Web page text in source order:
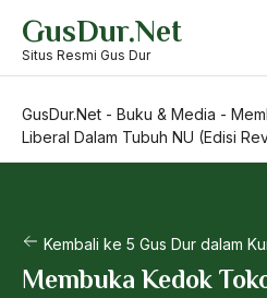
content
GusDur.Net
Situs Resmi Gus Dur
GusDur.Net - Buku & Media -
Liberal Dalam Tubuh NU (Edisi
Kembali ke 5 Gus Dur dalam
Membuka Kedok